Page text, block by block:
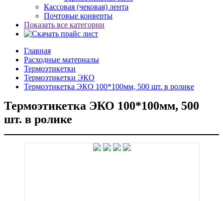
Кассовая (чековая) лента
Почтовые конверты
Показать все категории
Главная
Расходные материалы
Термоэтикетки
Термоэтикетки ЭКО
Термоэтикетка ЭКО 100*100мм, 500 шт. в ролике
Термоэтикетка ЭКО 100*100мм, 500
шт. в ролике